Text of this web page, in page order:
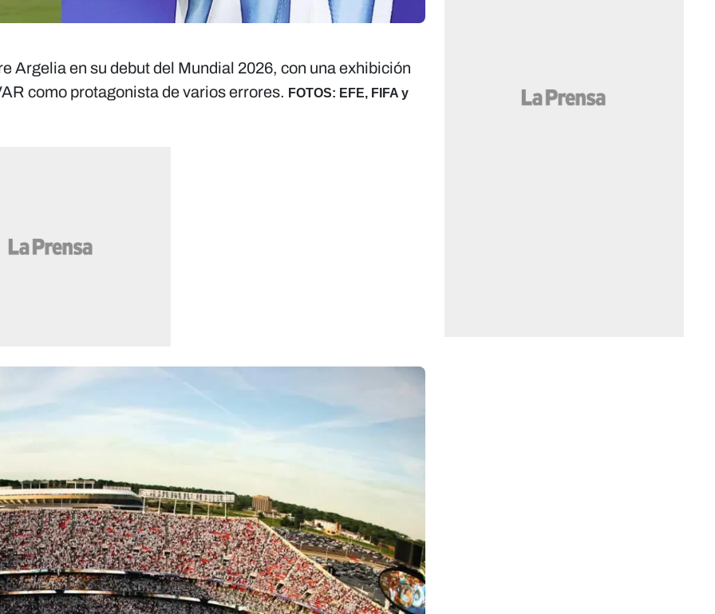
Argelia en su debut del Mundial 2026, con una exhibición
como protagonista de varios errores. FOTOS: EFE, FIFA y